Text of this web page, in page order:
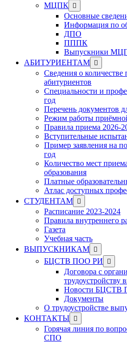
МЦПК Show
sub
menu
Основные
Информация по
ДПО
ПППК
Выпускники
АБИТУРИЕНТАМ Show
sub
menu
Сведения о
абитуриентов
Специальности и
год
Перечень документов
Режим работы
Правила приема 2026-
Вступительные
Пример заявления на
год
Количество мест
образования
Платные
Атлас доступных
СТУДЕНТАМ Show
sub
menu
Расписание 2023-2024
Правила внутреннего
Газета
Учебная часть
ВЫПУСКНИКАМ Show
sub
menu
БЦСТВ ПОО РИ
Show
sub
menu
Договора с
трудоустройству
Новости БЦСТВ
Документы
О трудоустройстве
КОНТАКТЫ Show
sub
menu
Горячая линия по
СПО